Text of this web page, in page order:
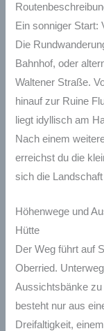
Ein sonniger Start:
Die
Bahnhof, oder
Waltener Straße.
hinauf zur Ruine
liegt idyllisch am
Nach einem
erreichst du die
sich die
Höhenwege und
Hütte
Der Weg führt auf
Oberried.
Aussichtsbänke
besteht nur aus
Dreifaltigkeit,